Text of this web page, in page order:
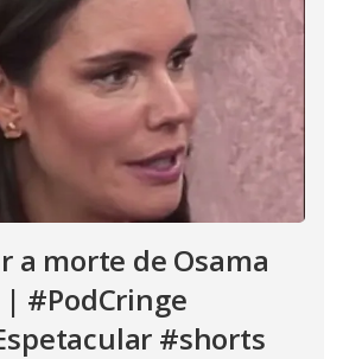
a morte de Osama
| #PodCringe
#shorts